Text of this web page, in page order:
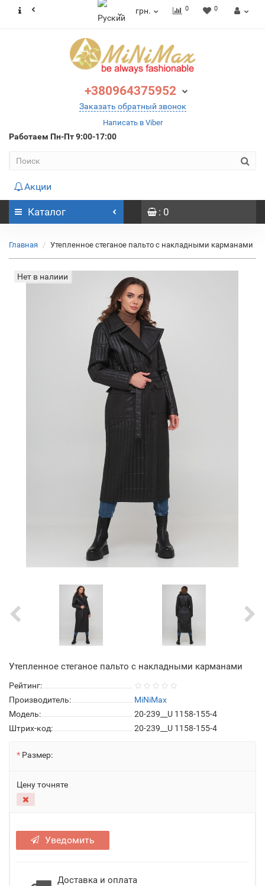
грн. 0 0
+380964375952
Заказать обратный звонок
Написать в Viber
Работаем Пн-Пт 9:00-17:00
Акции
Каталог : 0
Главная Утепленное стеганое пальто с накладными карманами
Нет в налиии
Утепленное стеганое пальто с накладными карманами
Рейтинг:
Производитель:
MiNiMax
Модель:
20-239__U 1158-155-4
Штрих-код:
20-239__U 1158-155-4
Размер:
Цену точняте
Уведомить
Доставка и оплата